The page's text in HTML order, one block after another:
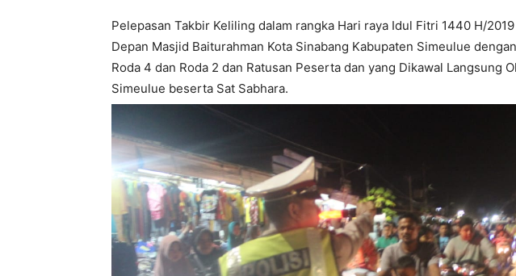
Pelepasan Takbir Keliling dalam rangka Hari raya Idul Fitri 1440 H/
Depan Masjid Baiturahman Kota Sinabang Kabupaten Simeulue
Roda 4 dan Roda 2 dan Ratusan Peserta dan yang Dikawal Langsung
Simeulue beserta Sat Sabhara.